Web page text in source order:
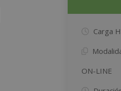
Carga
ON-LINE